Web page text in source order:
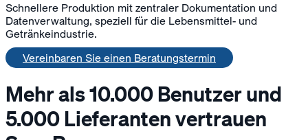
Schnellere Produktion mit zentraler Dokumentation und
Datenverwaltung, speziell für die Lebensmittel- und
Getränkeindustrie.
Vereinbaren Sie einen Beratungstermin
Mehr als 10.000 Benutzer und
5.000 Lieferanten vertrauen